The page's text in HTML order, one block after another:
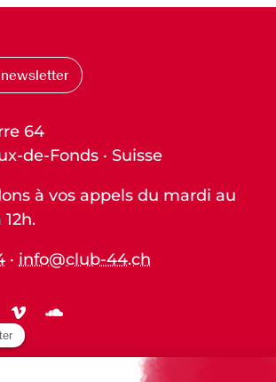
newsletter
64
de-Fonds · Suisse
à vos appels du mardi au
·info@club-44.ch